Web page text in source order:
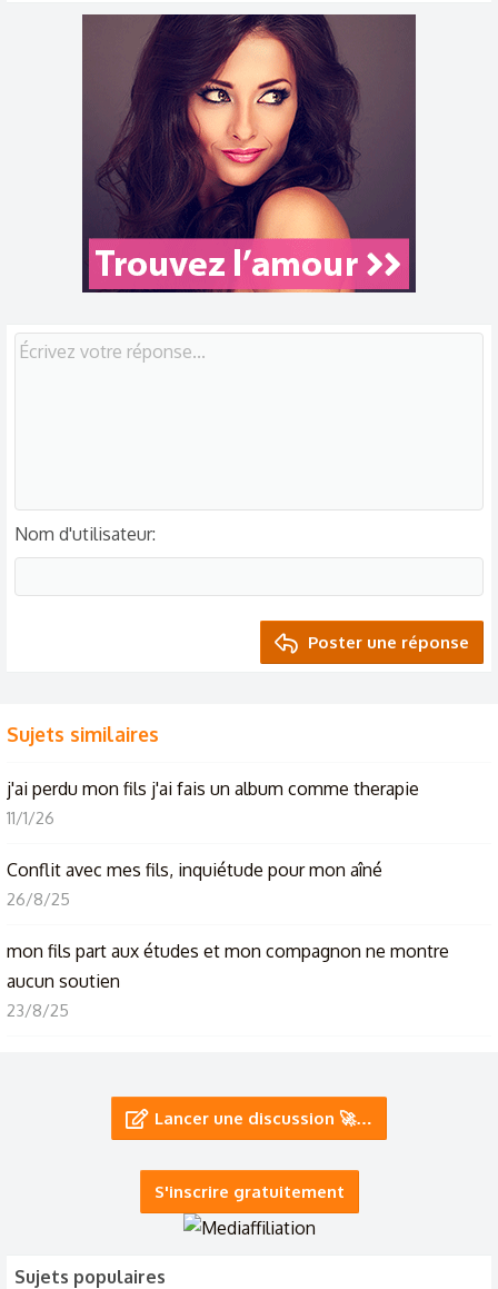
Nom d'utilisateur
Poster une réponse
Sujets similaires
j'ai perdu mon fils j'ai fais un album comme therapie
11/1/26
Conflit avec mes fils, inquiétude pour mon aîné
26/8/25
mon fils part aux études et mon compagnon ne montre
aucun soutien
23/8/25
mon copain va passer une soirée avec son ex femme au
restaurant d'application de leur fils.
Lancer une discussion 🚀…
S'inscrire gratuitement
Sujets populaires